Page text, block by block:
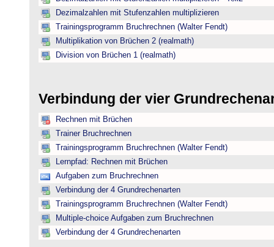
Dezimalzahlen mit Stufenzahlen multiplizieren
Trainingsprogramm Bruchrechnen (Walter Fendt)
Multiplikation von Brüchen 2 (realmath)
Division von Brüchen 1 (realmath)
Verbindung der vier
Rechnen mit Brüchen
Trainer Bruchrechnen
Trainingsprogramm Bruchrechnen (Walter Fendt)
Lernpfad: Rechnen mit Brüchen
Aufgaben zum Bruchrechnen
Verbindung der 4 Grundrechenarten
Trainingsprogramm Bruchrechnen (Walter Fendt)
Multiple-choice Aufgaben zum Bruchrechnen
Verbindung der 4 Grundrechenarten